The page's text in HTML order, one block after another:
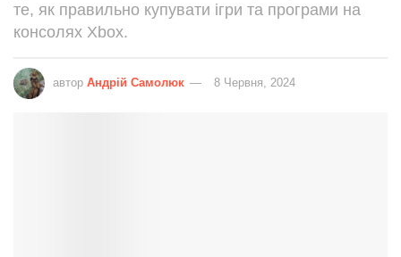
те, як правильно купувати ігри та програми на
консолях Xbox.
автор Андрій Самолюк 8 Червня, 2024